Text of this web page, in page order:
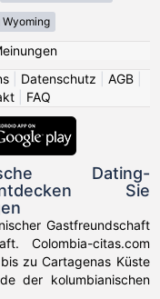
Wyoming
Datenschutz AGB
FAQ
Dating-
Sie
Gastfreundschaft
Colombia-citas.com
zu Cartagenas Küste
der kolumbianischen